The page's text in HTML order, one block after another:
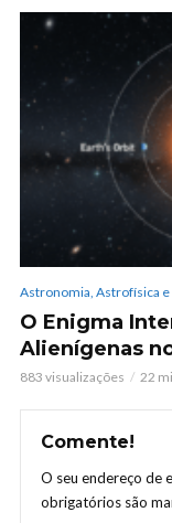
Astronomia, Astrofísica e
O Enigma
Alienígenas
883 visualizações 22
Comente!
O seu endereço de
obrigatórios são